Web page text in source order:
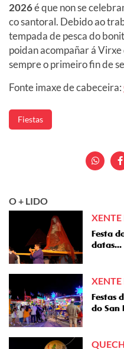
2026é que non se
co santoral. Debido ao
tempada de pesca do
poidan acompañar á
sempre o primeiro fin de
Fonte imaxe de cabeceira:
Fiestas
O + LIDO
XENTE
Festa
datas...
XENTE
Festas
do San